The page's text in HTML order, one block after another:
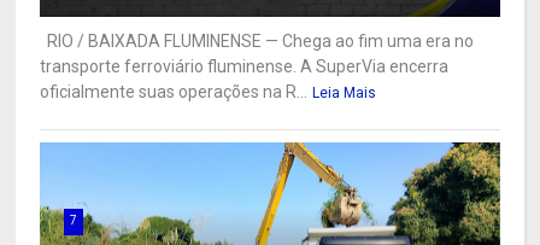
RIO / BAIXADA FLUMINENSE — Chega ao fim uma era no
transporte ferroviário fluminense. A SuperVia encerra
oficialmente suas operações na R...
Leia Mais
7